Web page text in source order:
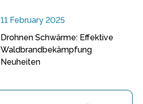
11 February 2025
Drohnen Schwärme: Effektive
Waldbrandbekämpfung
Neuheiten